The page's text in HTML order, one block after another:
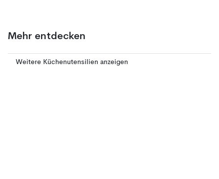
Mehr entdecken
Weitere Küchenutensilien anzeigen